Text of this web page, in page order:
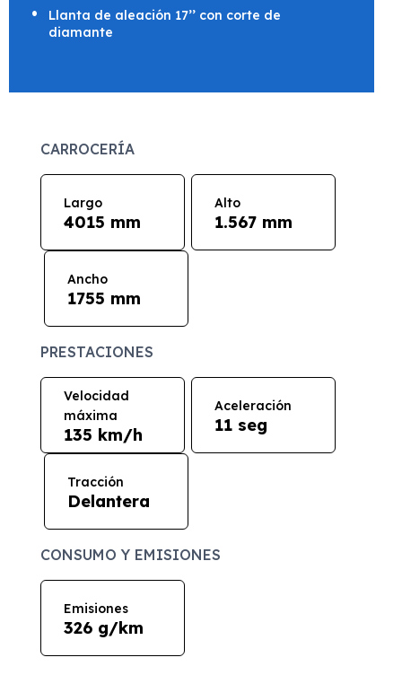
Llanta de aleación 17’’ con corte de
diamante
CARROCERÍA
Largo
4015 mm
Alto
1.567 mm
Ancho
1755 mm
PRESTACIONES
Velocidad
máxima
135 km/h
Aceleración
11 seg
Tracción
Delantera
CONSUMO Y EMISIONES
Emisiones
326 g/km